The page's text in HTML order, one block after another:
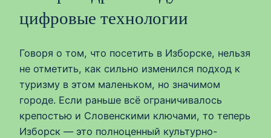
цифровые технологии
Говоря о том, что посетить в Изборске, нельзя
не отметить, как сильно изменился подход к
туризму в этом маленьком, но значимом
городе. Если раньше всё ограничивалось
крепостью и Словенскими ключами, то теперь
Изборск — это полноценный культурно-